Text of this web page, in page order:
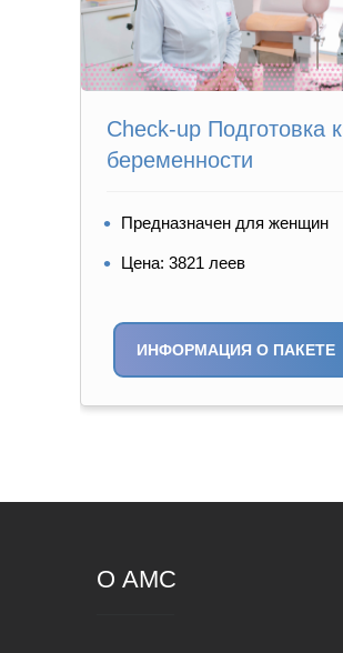
Check-up Подготовка к
беременности
Предназначен для женщин
Цена: 3821 леев
ИНФОРМАЦИЯ О ПАКЕТЕ
О AMC